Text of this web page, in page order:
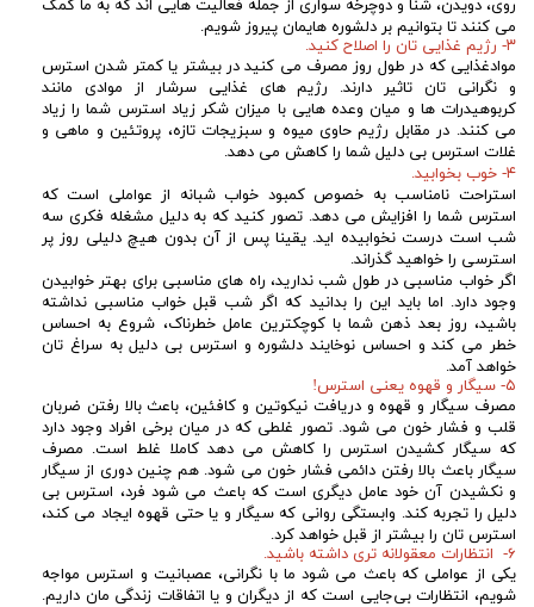
روی، دویدن، شنا و دوچرخه سواری از جمله فعالیت هایی اند که به ما کمک
می کنند تا بتوانیم بر دلشوره هایمان پیروز شویم.
۳- رژیم غذایی تان را اصلاح کنید.
موادغذایی که در طول روز مصرف می کنید در بیشتر یا کمتر شدن استرس
و نگرانی تان تاثیر دارند. رژیم های غذایی سرشار از موادی مانند
کربوهیدرات ها و میان وعده هایی با میزان شکر زیاد استرس شما را زیاد
می کنند. در مقابل رژیم حاوی میوه و سبزیجات تازه، پروتئین و ماهی و
غلات استرس بی دلیل شما را کاهش می دهد.
۴- خوب بخوابید.
استراحت نامناسب به خصوص کمبود خواب شبانه از عواملی است که
استرس شما را افزایش می دهد. تصور کنید که به دلیل مشغله فکری سه
شب است درست نخوابیده اید. یقینا پس از آن بدون هیچ دلیلی روز پر
استرسی را خواهید گذراند.
اگر خواب مناسبی در طول شب ندارید، راه های مناسبی برای بهتر خوابیدن
وجود دارد. اما باید این را بدانید که اگر شب قبل خواب مناسبی نداشته
باشید، روز بعد ذهن شما با کوچکترین عامل خطرناک، شروع به احساس
خطر می کند و احساس نوخایند دلشوره و استرس بی دلیل به سراغ تان
خواهد آمد.
۵- سیگار و قهوه یعنی استرس!
مصرف سیگار و قهوه و دریافت نیکوتین و کافئین، باعث بالا رفتن ضربان
قلب و فشار خون می شود. تصور غلطی که در میان برخی افراد وجود دارد
که سیگار کشیدن استرس را کاهش می دهد کاملا غلط است. مصرف
سیگار باعث بالا رفتن دائمی فشار خون می شود. هم چنین دوری از سیگار
و نکشیدن آن خود عامل دیگری است که باعث می شود فرد، استرس بی
دلیل را تجربه کند. وابستگی روانی که سیگار و یا حتی قهوه ایجاد می کند،
استرس تان را بیشتر از قبل خواهد کرد.
۶- انتظارات معقولانه تری داشته باشید.
یکی از عواملی که باعث می شود ما با نگرانی، عصبانیت و استرس مواجه
شویم، انتظارات بی‌جایی است که از دیگران و یا اتفاقات زندگی مان داریم.